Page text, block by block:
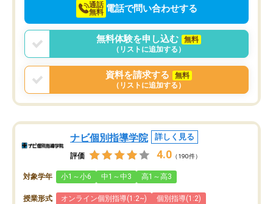
通話
無料 電話で問い合わせする
無料体験を申し込む
無料
（リストに追加する）
資料を請求する
無料
（リストに追加する）
ナビ個別指導学院 詳しく見る
評価 4.0 （190件）
対象学年 小1～小6 中1～中3 高1～高3
授業形式 オンライン個別指導(1:2~) 個別指導(1:2)